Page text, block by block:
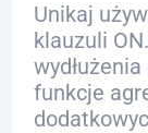
Unikaj
klauzuli
funkcje